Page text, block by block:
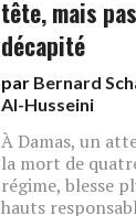
tête, mais
décapité
par Bernard
Al-Husseini
À Damas, un
la mort de
régime, blesse
hauts